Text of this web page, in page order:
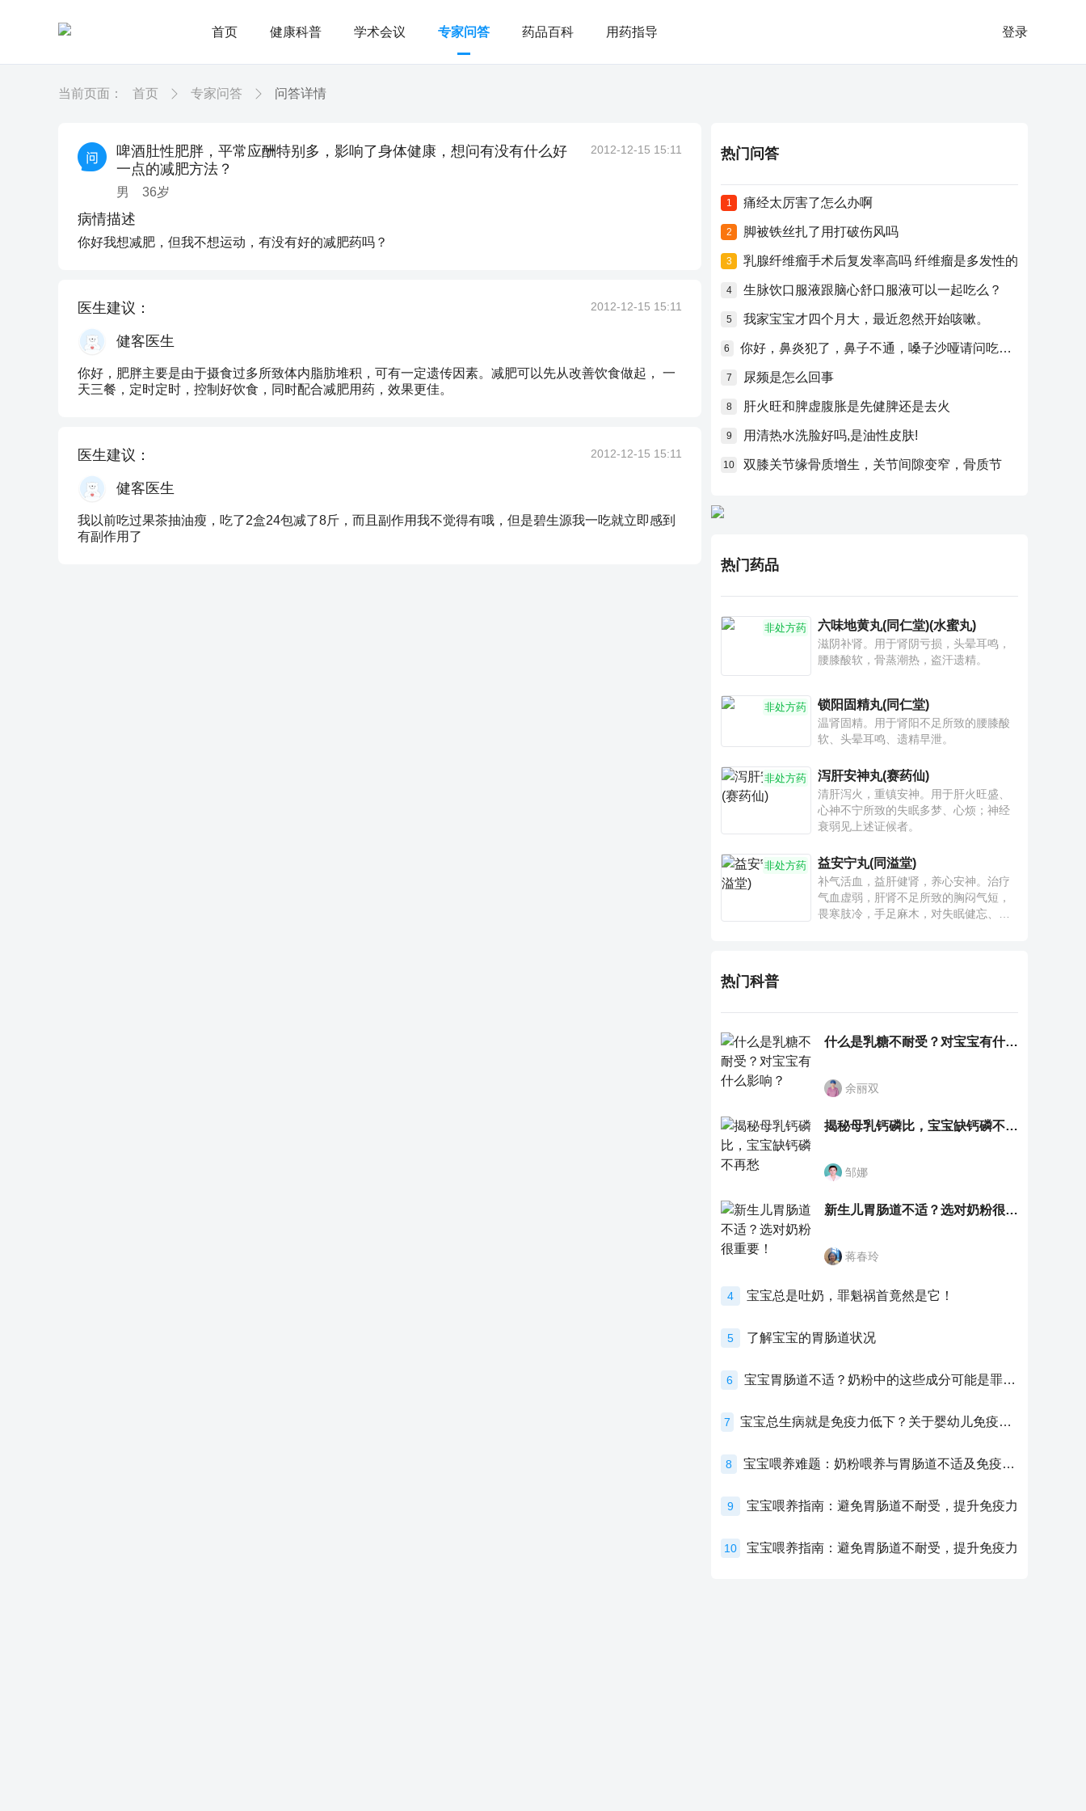
首页 健康科普 学术会议 专家问答 药品百科 用药指导 登录
当前页面： 首页 专家问答 问答详情
啤酒肚性肥胖，平常应酬特别多，影响了身体健康，想问有没有什么好
一点的减肥方法？
男 36岁
2012-12-15 15:11
病情描述
你好我想减肥，但我不想运动，有没有好的减肥药吗？
医生建议： 2012-12-15 15:11
健客医生
你好，肥胖主要是由于摄食过多所致体内脂肪堆积，可有一定遗传因素。减肥可以先从改善饮食做起， 一
天三餐，定时定时，控制好饮食，同时配合减肥用药，效果更佳。
医生建议： 2012-12-15 15:11
健客医生
我以前吃过果茶抽油瘦，吃了2盒24包减了8斤，而且副作用我不觉得有哦，但是碧生源我一吃就立即感到
有副作用了
热门问答
1 痛经太厉害了怎么办啊
2 脚被铁丝扎了用打破伤风吗
3 乳腺纤维瘤手术后复发率高吗 纤维瘤是多发性的
4 生脉饮口服液跟脑心舒口服液可以一起吃么？
5 我家宝宝才四个月大，最近忽然开始咳嗽。
6 你好，鼻炎犯了，鼻子不通，嗓子沙哑请问吃什么药比较好？
7 尿频是怎么回事
8 肝火旺和脾虚腹胀是先健脾还是去火
9 用清热水洗脸好吗,是油性皮肤!
10 双膝关节缘骨质增生，关节间隙变窄，骨质节
热门药品
非处方药 六味地黄丸(同仁堂)(水蜜丸)
滋阴补肾。用于肾阴亏损，头晕耳鸣，
腰膝酸软，骨蒸潮热，盗汗遗精。
非处方药 锁阳固精丸(同仁堂)
温肾固精。用于肾阳不足所致的腰膝酸
软、头晕耳鸣、遗精早泄。
非处方药 泻肝安神丸(赛药仙)
清肝泻火，重镇安神。用于肝火旺盛、
心神不宁所致的失眠多梦、心烦；神经
衰弱见上述证候者。
非处方药 益安宁丸(同溢堂)
补气活血，益肝健肾，养心安神。治疗
气血虚弱，肝肾不足所致的胸闷气短，
畏寒肢冷，手足麻木，对失眠健忘、神
热门科普
什么是乳糖不耐受？对宝宝有什么影响？
余丽双
揭秘母乳钙磷比，宝宝缺钙磷不再愁
邹娜
新生儿胃肠道不适？选对奶粉很重要！
蒋春玲
4 宝宝总是吐奶，罪魁祸首竟然是它！
5 了解宝宝的胃肠道状况
6 宝宝胃肠道不适？奶粉中的这些成分可能是罪魁祸首！
7 宝宝总生病就是免疫力低下？关于婴幼儿免疫力的真相，家长必须了解！
8 宝宝喂养难题：奶粉喂养与胃肠道不适及免疫力提升的奥秘
9 宝宝喂养指南：避免胃肠道不耐受，提升免疫力
10 宝宝喂养指南：避免胃肠道不耐受，提升免疫力